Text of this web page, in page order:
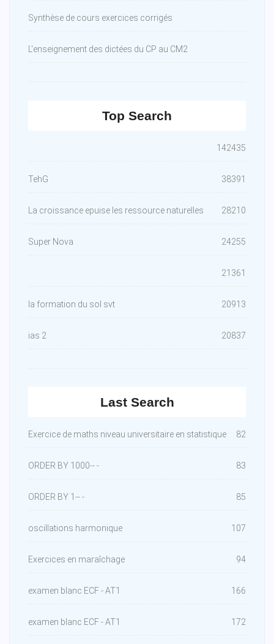
Synthèse de cours exercices corrigés
L'enseignement des dictées du CP au CM2
Top Search
142435
TehG 38391
La croissance epuise les ressource naturelles 28210
Super Nova 24255
21361
la formation du sol svt 20913
ias 2 20837
Last Search
Exercice de maths niveau universitaire en statistique 82
ORDER BY 1000-- - 83
ORDER BY 1-- - 85
oscillations harmonique 107
Exercices en maraîchage 94
examen blanc ECF - AT1 166
examen blanc ECF - AT1 172